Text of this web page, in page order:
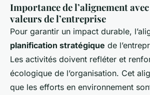
Importance de l’alignement
valeurs de l’entreprise
Pour garantir un impact durable,
planification stratégique de
Les activités doivent refléter et
écologique de l’organisation. Cet
que les efforts en environnement